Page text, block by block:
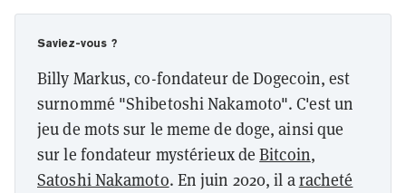
Saviez-vous ?
Billy Markus, co-fondateur de Dogecoin, est
surnommé "Shibetoshi Nakamoto". C'est un
jeu de mots sur le meme de doge, ainsi que
sur le fondateur mystérieux deBitcoin,
Satoshi Nakamoto. En juin 2020, il aracheté